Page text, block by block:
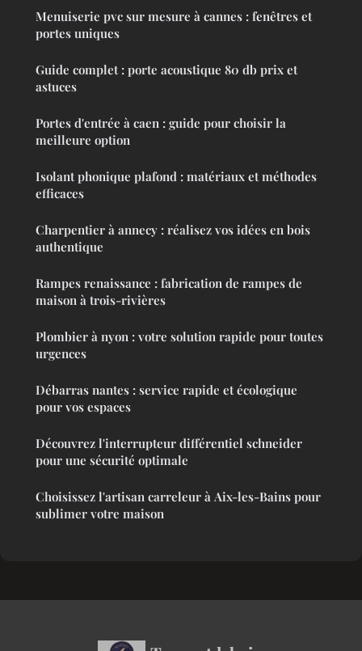
Menuiserie pvc sur mesure à cannes : fenêtres et
portes uniques
Guide complet : porte acoustique 80 db prix et
astuces
Portes d'entrée à caen : guide pour choisir la
meilleure option
Isolant phonique plafond : matériaux et méthodes
efficaces
Charpentier à annecy : réalisez vos idées en bois
authentique
Rampes renaissance : fabrication de rampes de
maison à trois-rivières
Plombier à nyon : votre solution rapide pour toutes
urgences
Débarras nantes : service rapide et écologique
pour vos espaces
Découvrez l'interrupteur différentiel schneider
pour une sécurité optimale
Choisissez l'artisan carreleur à Aix-les-Bains pour
sublimer votre maison